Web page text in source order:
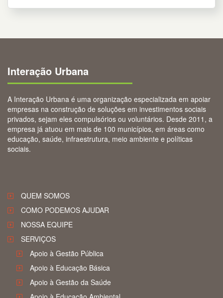
Interação Urbana
A Interação Urbana é uma organização especializada em apoiar
empresas na construção de soluções em investimentos sociais
privados, sejam eles compulsórios ou voluntários. Desde 2011, a
empresa já atuou em mais de 100 municípios, em áreas como
educação, saúde, infraestrutura, meio ambiente e políticas
sociais.
QUEM SOMOS
COMO PODEMOS AJUDAR
NOSSA EQUIPE
SERVIÇOS
Apoio à Gestão Pública
Apoio à Educação Básica
Apoio à Gestão da Saúde